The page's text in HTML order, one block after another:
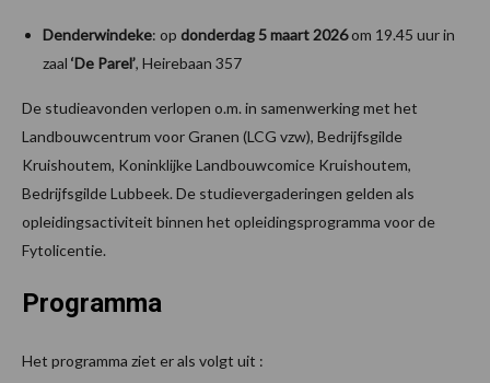
Denderwindeke: op donderdag 5 maart 2026om 19.45 uur in
zaal ‘De Parel’, Heirebaan 357
De studieavonden verlopen o.m. in samenwerking met het
Landbouwcentrum voor Granen (LCG vzw), Bedrijfsgilde
Kruishoutem, Koninklijke Landbouwcomice Kruishoutem,
Bedrijfsgilde Lubbeek. De studievergaderingen gelden als
opleidingsactiviteit binnen het opleidingsprogramma voor de
Fytolicentie.
Programma
Het programma ziet er als volgt uit :